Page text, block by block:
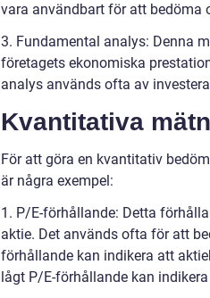
vara användbart för att bedöma
3. Fundamental analys: Denna
företagets ekonomiska
analys används ofta av
Kvantitativa
För att göra en kvantitativ
är några exempel:
1. P/E-förhållande: Detta
aktie. Det används ofta för att
förhållande kan indikera att
lågt P/E-förhållande kan